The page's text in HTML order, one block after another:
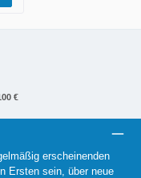
€
erscheinenden
Ersten sein, über neue